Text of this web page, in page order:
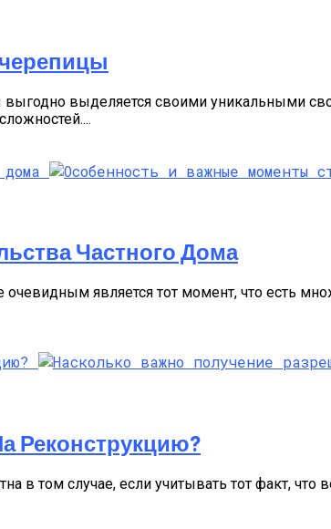
выделяется своими уникальными
Частного Дома
является тот момент, что есть
Реконструкцию?
в том случае, если учитывать тот факт,